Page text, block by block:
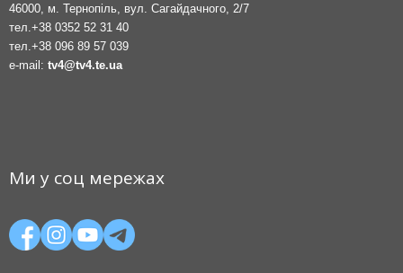
46000, м. Тернопіль, вул. Сагайдачного, 2/7
тел. +38 0352 52 31 40
тел. +38 096 89 57 039
e-mail: tv4@tv4.te.ua
Ми у соц мережах